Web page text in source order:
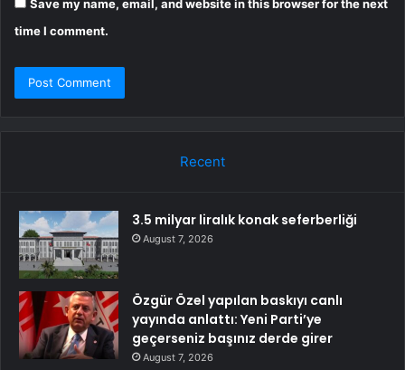
Save my name, email, and website in this browser for the next
time I comment.
Recent
3.5 milyar liralık konak seferberliği
August 7, 2026
Özgür Özel yapılan baskıyı canlı
yayında anlattı: Yeni Parti’ye
geçerseniz başınız derde girer
August 7, 2026